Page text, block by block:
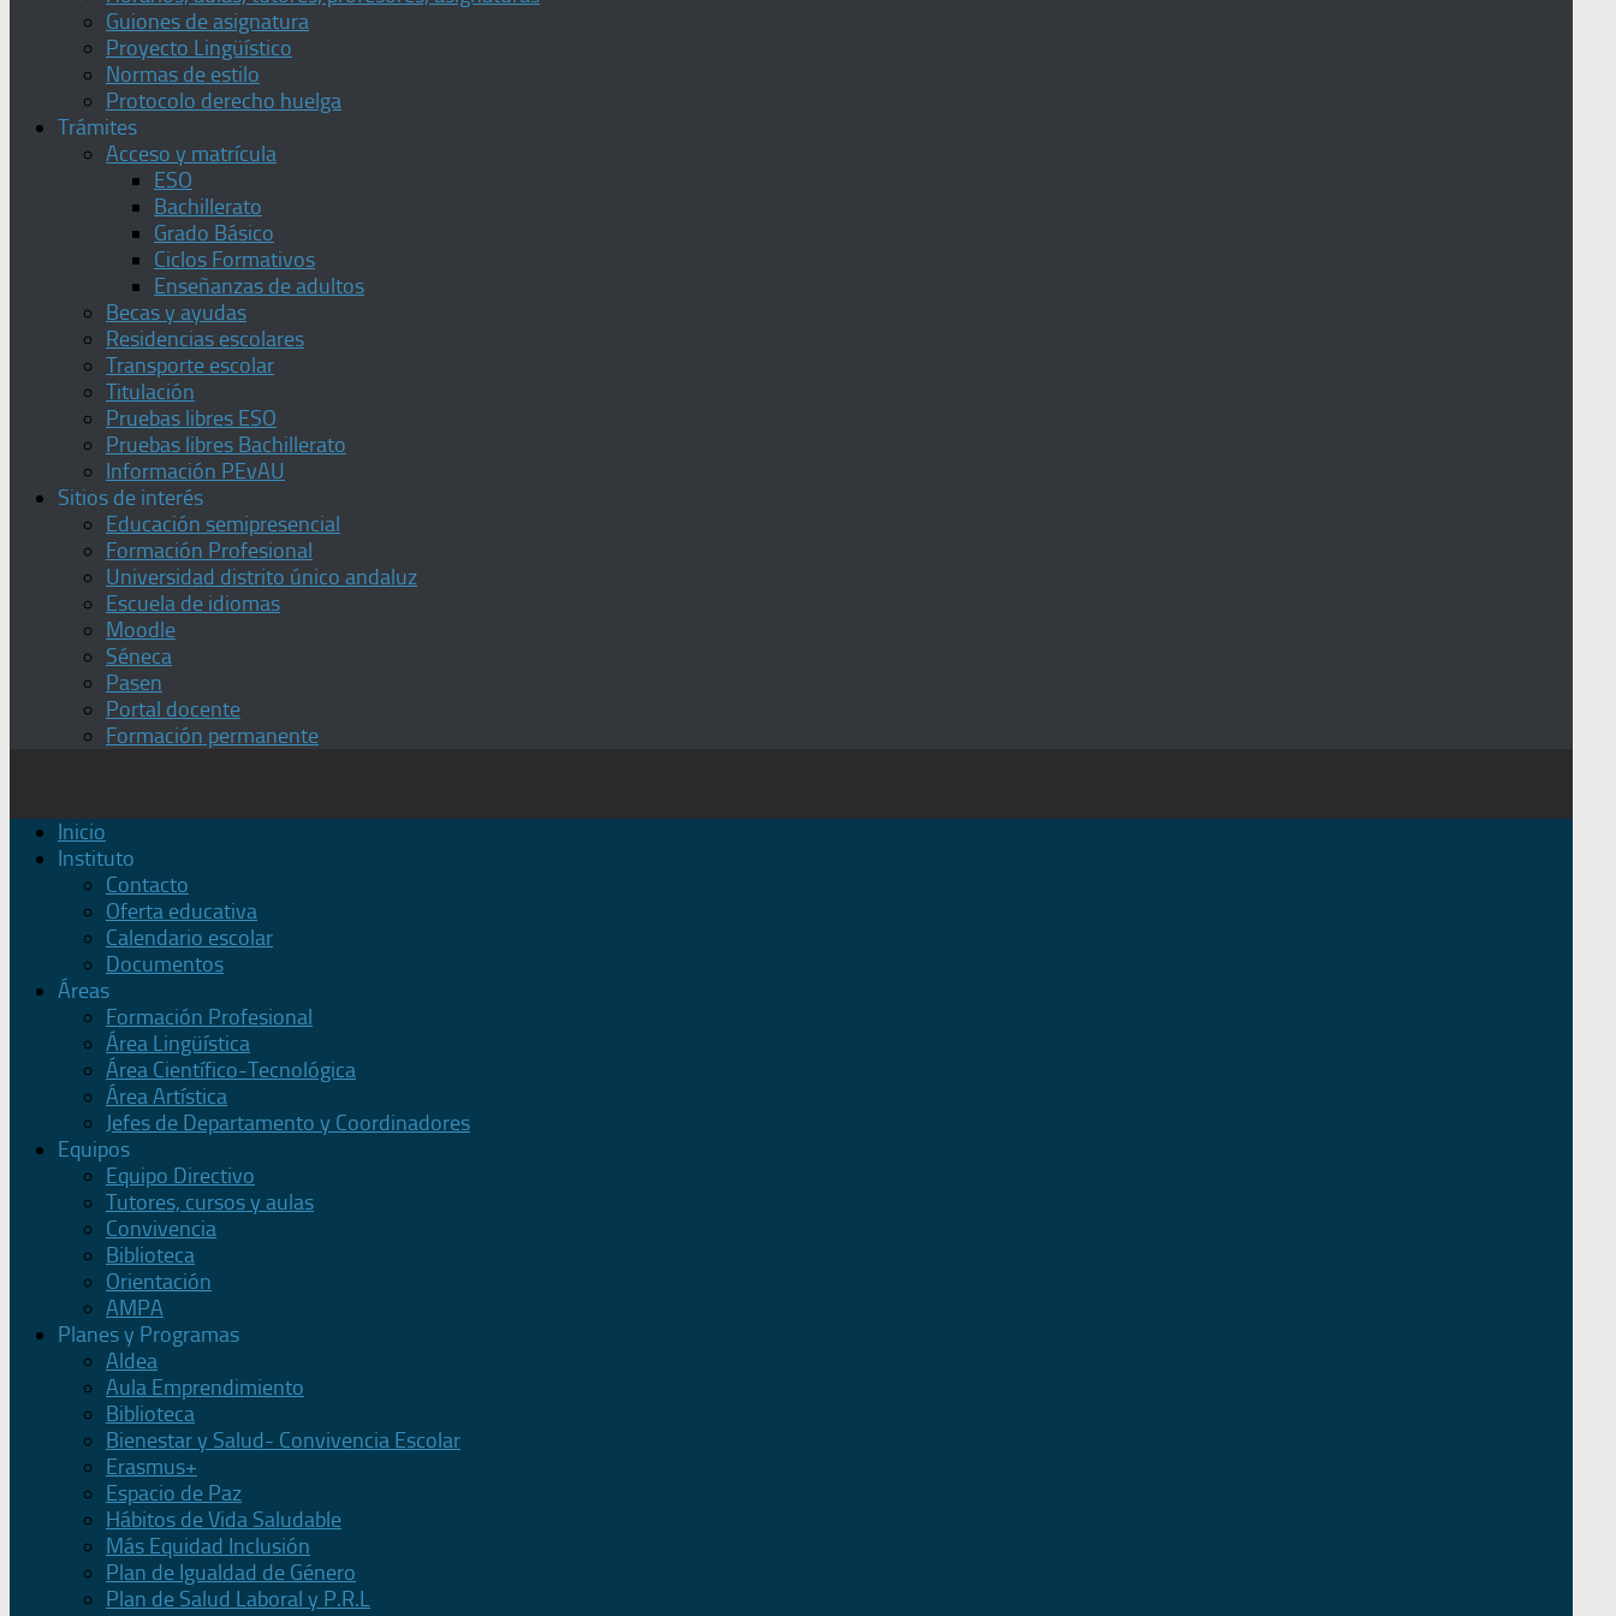
Guiones de asignatura
Proyecto Lingüístico
Normas de estilo
Protocolo derecho huelga
Trámites
Acceso y matrícula
ESO
Bachillerato
Grado Básico
Ciclos Formativos
Enseñanzas de adultos
Becas y ayudas
Residencias escolares
Transporte escolar
Titulación
Pruebas libres ESO
Pruebas libres Bachillerato
Información PEvAU
Sitios de interés
Educación semipresencial
Formación Profesional
Universidad distrito único andaluz
Escuela de idiomas
Moodle
Séneca
Pasen
Portal docente
Formación permanente
Inicio
Instituto
Contacto
Oferta educativa
Calendario escolar
Documentos
Áreas
Formación Profesional
Área Lingüística
Área Científico-Tecnológica
Área Artística
Jefes de Departamento y Coordinadores
Equipos
Equipo Directivo
Tutores, cursos y aulas
Convivencia
Biblioteca
Orientación
AMPA
Planes y Programas
Aldea
Aula Emprendimiento
Biblioteca
Bienestar y Salud- Convivencia Escolar
Erasmus+
Espacio de Paz
Hábitos de Vida Saludable
Más Equidad Inclusión
Plan de Igualdad de Género
Plan de Salud Laboral y P.R.L